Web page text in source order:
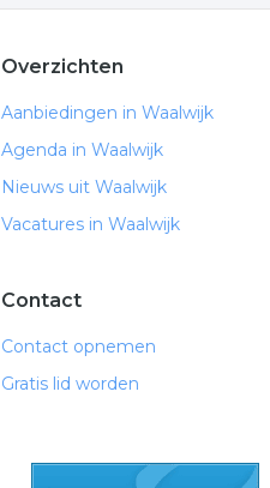
Overzichten
Aanbiedingen in Waalwijk
Agenda in Waalwijk
Nieuws uit Waalwijk
Vacatures in Waalwijk
Contact
Contact opnemen
Gratis lid worden